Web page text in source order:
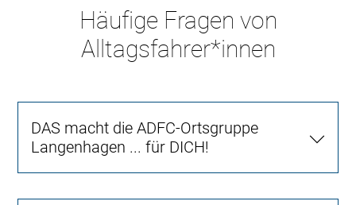
Häufige Fragen von
Alltagsfahrer*innen
DAS macht die ADFC-Ortsgruppe
Langenhagen ... für DICH!